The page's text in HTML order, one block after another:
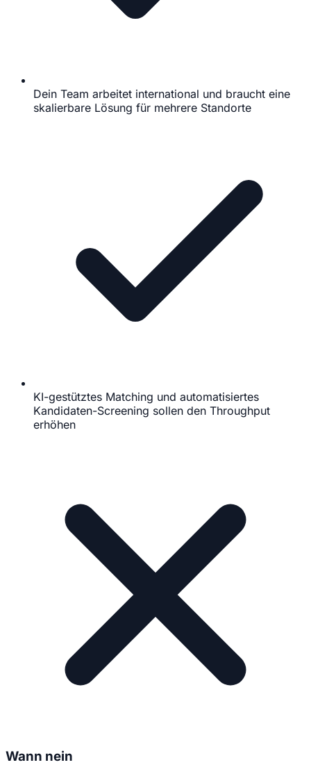
Dein Team arbeitet international und braucht eine
skalierbare Lösung für mehrere Standorte
KI-gestütztes Matching und automatisiertes
Kandidaten-Screening sollen den Throughput
erhöhen
Wann nein